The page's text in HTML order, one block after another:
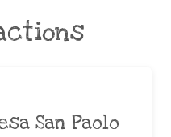
San Paolo